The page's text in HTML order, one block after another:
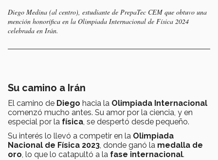
Diego Medina (al centro), estudiante de PrepaTec CEM que obtuvo una
mención honorífica en la Olimpiada Internacional de Física 2024
celebrada en Irán.
Su camino a Irán
El camino de Diego hacia la Olimpiada Internacional
comenzó mucho antes. Su amor por la ciencia, y en
especial por la física, se despertó desde pequeño.
Su interés lo llevó a competir en la Olimpiada
Nacional de Física 2023, donde ganó la medalla de
oro, lo que lo catapultó a la fase internacional.